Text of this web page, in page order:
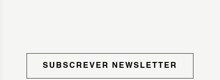
SUBSCREVER NEWSLETTER